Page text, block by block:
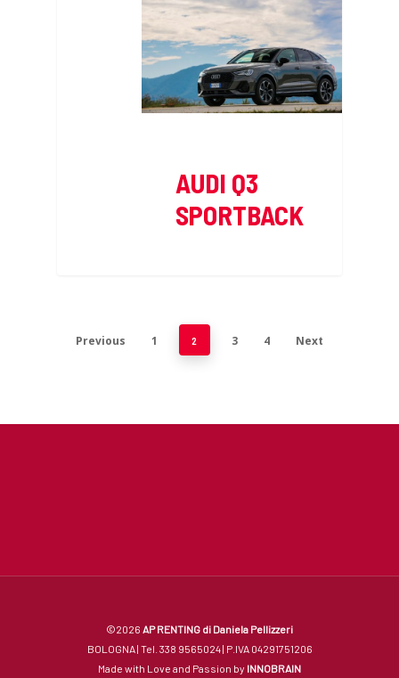
AUDI Q3
SPORTBACK
Previous 1 2 3 4 Next
©2026 AP RENTING di Daniela Pellizzeri
BOLOGNA | Tel. 338 9565024 | P.IVA 04291751206
Made with Love and Passion by INNOBRAIN